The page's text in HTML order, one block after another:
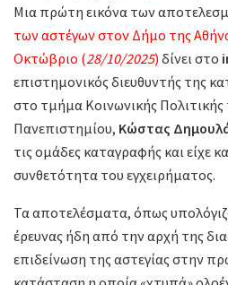
Μια πρώτη εικόνα των
των αστέγων στον Δήμο της
Οκτώβριο (28/10/2025) δίνει στο
επιστημονικός διευθυντής της
στο τμήμα Κοινωνικής Πολιτικής
Πανεπιστημίου, Κώστας
τις ομάδες καταγραφής και είχε
συνθετότητα του εγχειρήματος.
Τα αποτελέσματα, όπως
έρευνας ήδη από την αρχή της
επιδείνωση της αστεγίας στην